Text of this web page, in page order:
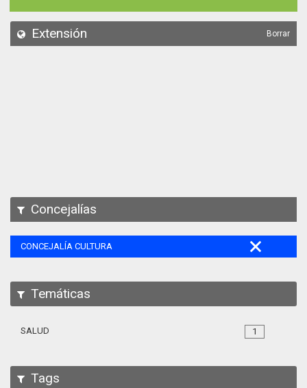
API
Extensión Borrar
Concejalías
CONCEJALÍA CULTURA
Temáticas
1
SALUD
Tags